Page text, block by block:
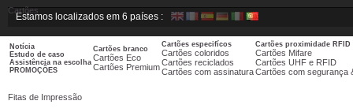
Cartões
Notícia
Estudo de caso
Assistência na escolha
PROMOÇÕES
Cartões branco
Cartões Eco
Cartões Premium
Cartões especifícos
Cartões coloridos
Cartões reciclados
Cartões com assinatura
Cartões proximidade RFID
Cartões Mifare
Cartões UHF e RFID
Cartões com segurança
Fitas de Impressão
Estamos localizados em 6 países :